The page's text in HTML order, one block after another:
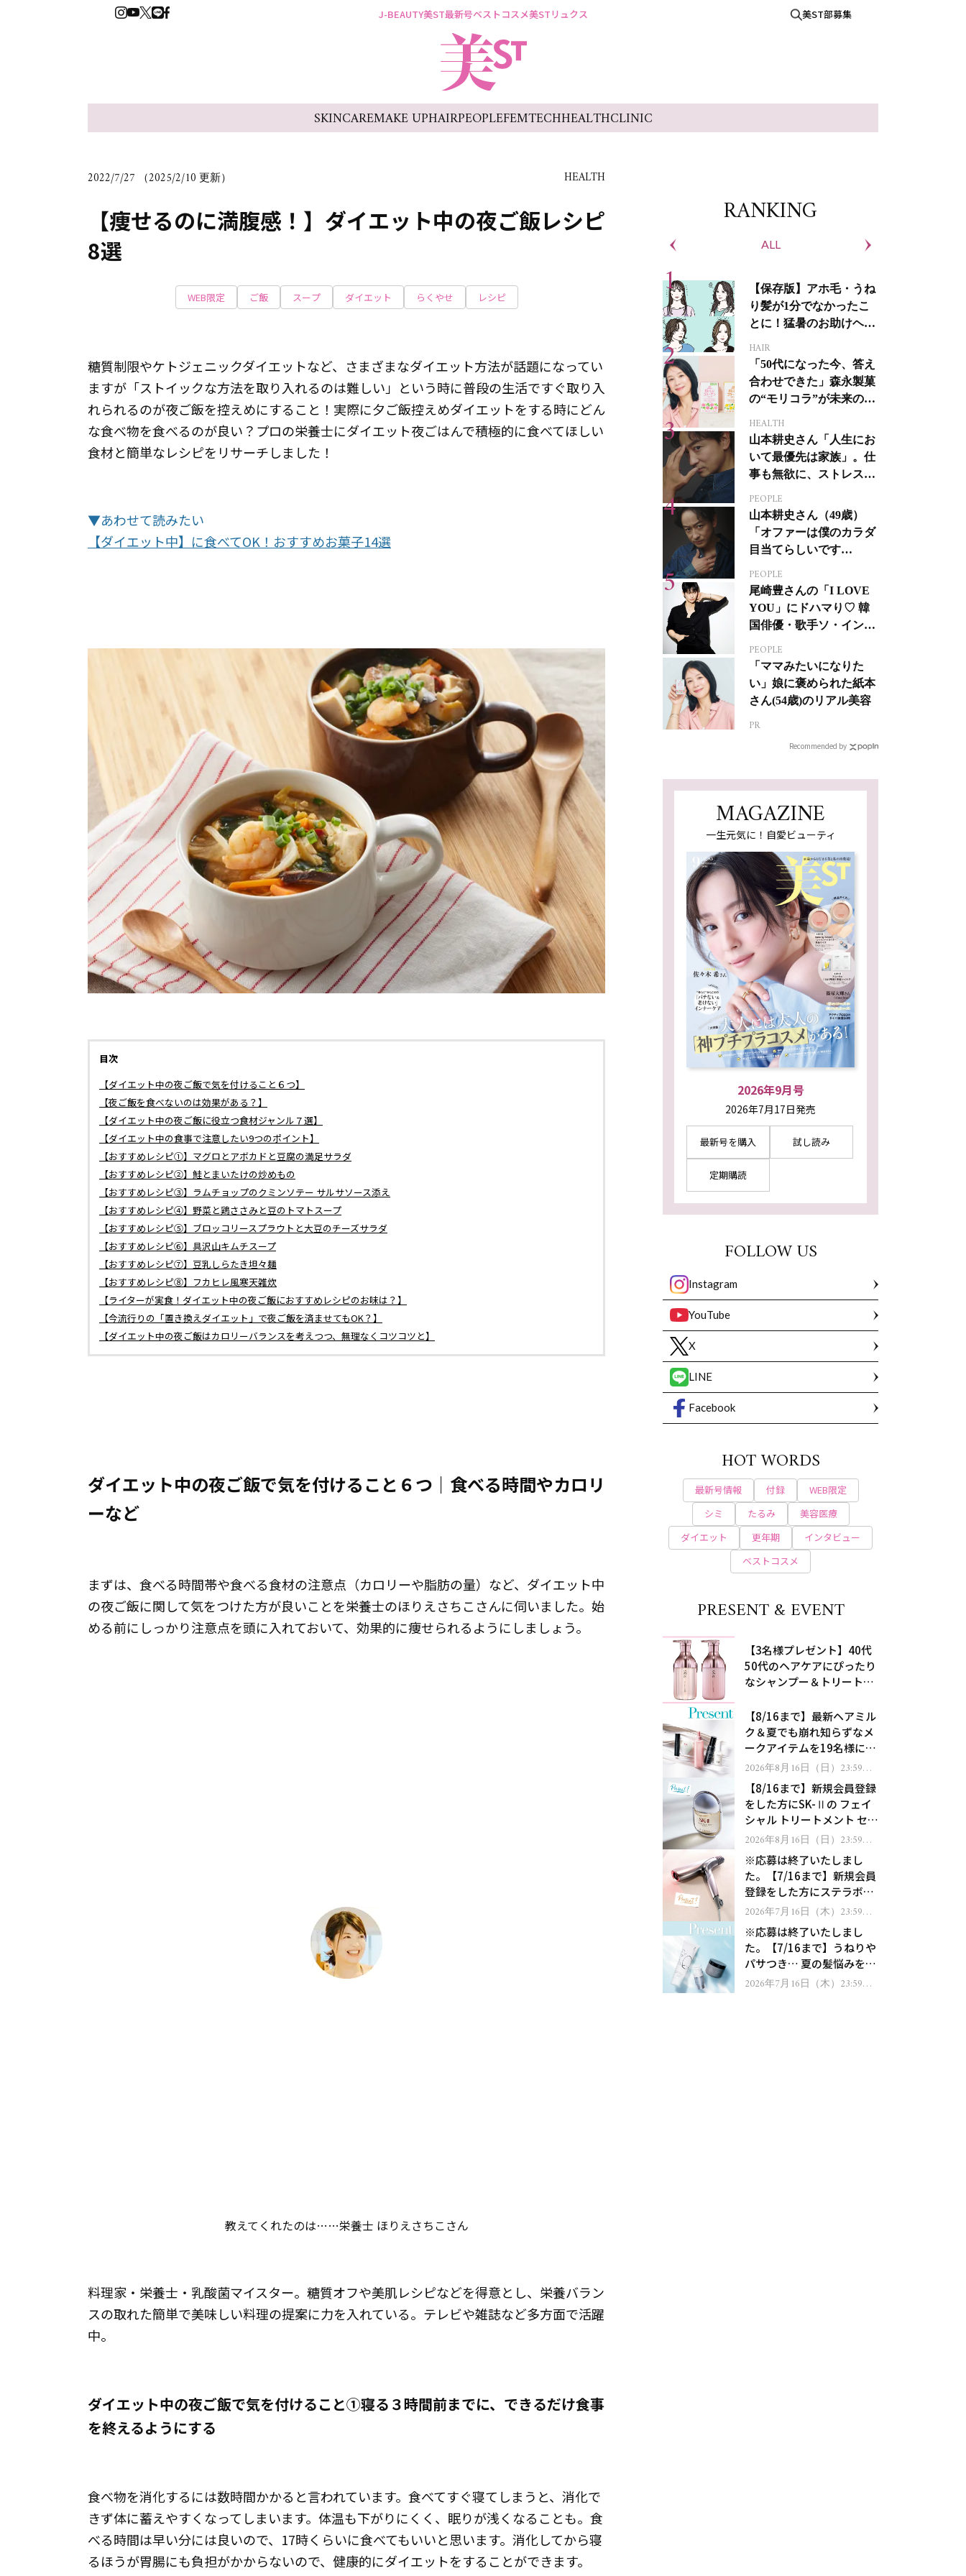
J-BEAUTY美ST最新号ベストコスメ美STリュクス 美ST部募集
SKINCAREMAKE UPHAIRPEOPLEFEMTECHHEALTHCLINIC
2022/7/27 （2025/2/10 更新） HEALTH
【痩せるのに満腹感！】ダイエット中の夜ご飯レシピ
8選
WEB限定 ご飯 スープ ダイエット らくやせ レシピ
糖質制限やケトジェニックダイエットなど、さまざまなダイエット方法が話題になってい
ますが「ストイックな方法を取り入れるのは難しい」という時に普段の生活ですぐ取り入
れられるのが夜ご飯を控えめにすること！実際に夕ご飯控えめダイエットをする時にどん
な食べ物を食べるのが良い？プロの栄養士にダイエット夜ごはんで積極的に食べてほしい
食材と簡単なレシピをリサーチしました！
▼あわせて読みたい
【ダイエット中】に食べてOK！おすすめお菓子14選
目次
【ダイエット中の夜ご飯で気を付けること６つ】
【夜ご飯を食べないのは効果がある？】
【ダイエット中の夜ご飯に役立つ食材ジャンル７選】
【ダイエット中の食事で注意したい9つのポイント】
【おすすめレシピ①】マグロとアボカドと豆腐の満足サラダ
【おすすめレシピ②】鮭とまいたけの炒めもの
【おすすめレシピ③】ラムチョップのクミンソテー サルサソース添え
【おすすめレシピ④】野菜と鶏ささみと豆のトマトスープ
【おすすめレシピ⑤】ブロッコリースプラウトと大豆のチーズサラダ
【おすすめレシピ⑥】具沢山キムチスープ
【おすすめレシピ⑦】豆乳しらたき坦々麺
【おすすめレシピ⑧】フカヒレ風寒天雑炊
【ライターが実食！ダイエット中の夜ご飯におすすめレシピのお味は？】
【今流行りの「置き換えダイエット」で夜ご飯を済ませてもOK？】
【ダイエット中の夜ご飯はカロリーバランスを考えつつ、無理なくコツコツと】
ダイエット中の夜ご飯で気を付けること６つ｜食べる時間やカロリ
ーなど
まずは、食べる時間帯や食べる食材の注意点（カロリーや脂肪の量）など、ダイエット中
の夜ご飯に関して気をつけた方が良いことを栄養士のほりえさちこさんに伺いました。始
める前にしっかり注意点を頭に入れておいて、効果的に痩せられるようにしましょう。
教えてくれたのは……栄養士 ほりえさちこさん
料理家・栄養士・乳酸菌マイスター。糖質オフや美肌レシピなどを得意とし、栄養バラン
スの取れた簡単で美味しい料理の提案に力を入れている。テレビや雑誌など多方面で活躍
中。
ダイエット中の夜ご飯で気を付けること①寝る３時間前までに、できるだけ食事
を終えるようにする
食べ物を消化するには数時間かかると言われています。食べてすぐ寝てしまうと、消化で
きず体に蓄えやすくなってしまいます。体温も下がりにくく、眠りが浅くなることも。食
べる時間は早い分には良いので、17時くらいに食べてもいいと思います。消化してから寝
るほうが胃腸にも負担がかからないので、健康的にダイエットをすることができます。
RANKING
ALL
【保存版】アホ毛・うね
り髪が1分でなかったこ
とに！猛暑のお助けヘア
HAIR
「50代になった今、答え
合わせできた」森永製菓
の“モリコラ”が未来のキ
HEALTH
山本耕史さん「人生にお
いて最優先は家族」。仕
事も無欲に、ストレスを
PEOPLE
山本耕史さん（49歳）
「オファーは僕のカラダ
目当てらしいです
ジカルへの挑戦
PEOPLE
尾崎豊さんの「I LOVE
YOU」にドハマり♡ 韓
国俳優・歌手ソ・イング
人生って？
PEOPLE
「ママみたいになりた
い」娘に褒められた紙本
さん(54歳)のリアル美容
PR
Recommended by
MAGAZINE
一生元気に！自愛ビューティ
2026年9月号
2026年7月17日発売
最新号を購入 試し読み
定期購読
FOLLOW US
Instagram
YouTube
X
LINE
Facebook
HOT WORDS
最新号情報 付録
WEB限定
シミ
たるみ
美容医療
ダイエット
更年期
インタビュー
ベストコスメ
PRESENT & EVENT
【3名様プレゼント】40代
50代のヘアケアにぴったり
なシャンプー＆トリートメ
処！
【8/16まで】最新ヘアミル
ク＆夏でも崩れ知らずなメ
ークアイテムを19名様にプ
レゼント！
2026年8月16日（日）23:59ま
で【8/16まで】新規会員登録
をした方にSK-Ⅱの フェイ
シャル トリートメント セラ
ムをプレゼント！
2026年8月16日（日）23:59ま
※応募は終了いたしまし
た。【7/16まで】新規会員
登録をした方にステラボー
テのシャインリバース ヘア
ゼント！
2026年7月16日（木）23:59ま
※応募は終了いたしまし
た。【7/16まで】うねりや
パサつき… 夏の髪悩みを解
消するヘアケアアイテムを
2026年7月16日（木）23:59ま